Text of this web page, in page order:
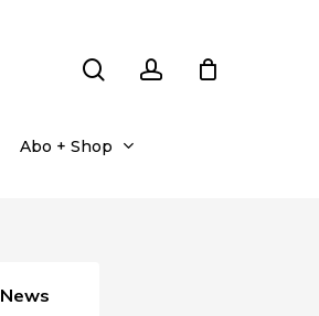
Abo + Shop
News